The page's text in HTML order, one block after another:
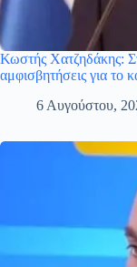
Κωστής Χατζηδάκης:
αμφισβητήσεις για
6 Αυγούστου,